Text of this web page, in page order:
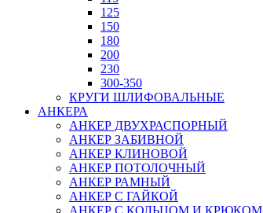
125
150
180
200
230
300-350
КРУГИ ШЛИФОВАЛЬНЫЕ
АНКЕРА
АНКЕР ДВУХРАСПОРНЫЙ
АНКЕР ЗАБИВНОЙ
АНКЕР КЛИНОВОЙ
АНКЕР ПОТОЛОЧНЫЙ
АНКЕР РАМНЫЙ
АНКЕР С ГАЙКОЙ
АНКЕР С КОЛЬЦОМ И КРЮКОМ